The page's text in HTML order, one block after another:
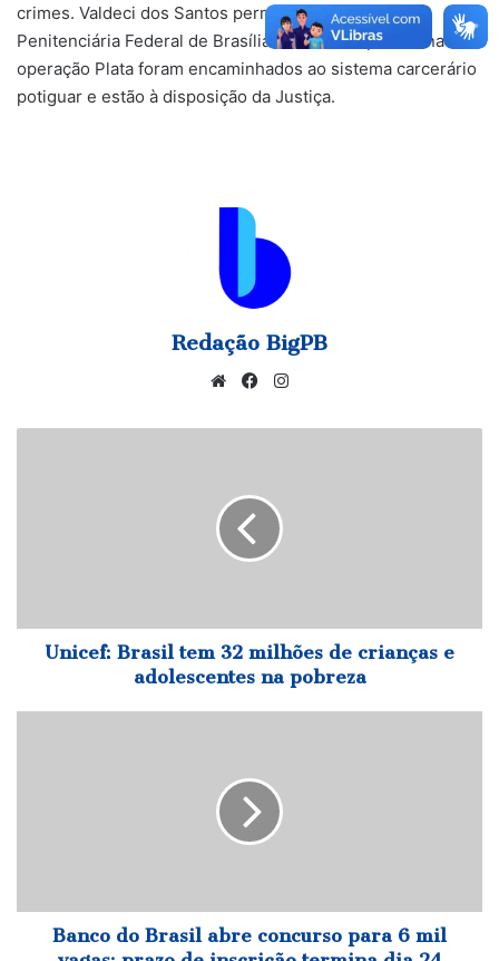
crimes. Valdeci dos Santos permanecerá preso na
Penitenciária Federal de Brasília. Os demais presos na
operação Plata foram encaminhados ao sistema carcerário
potiguar e estão à disposição da Justiça.
Redação BigPB
WebsiteFacebook
adolescentes
Unicef: Brasil tem 32 milhões de crianças e
adolescentes na pobreza
vagas;
prazoBanco do Brasil abre concurso para 6 mil